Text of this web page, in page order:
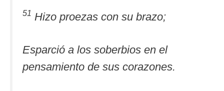
51 Hizo proezas con su brazo;
Esparció a los soberbios en el
pensamiento de sus corazones.